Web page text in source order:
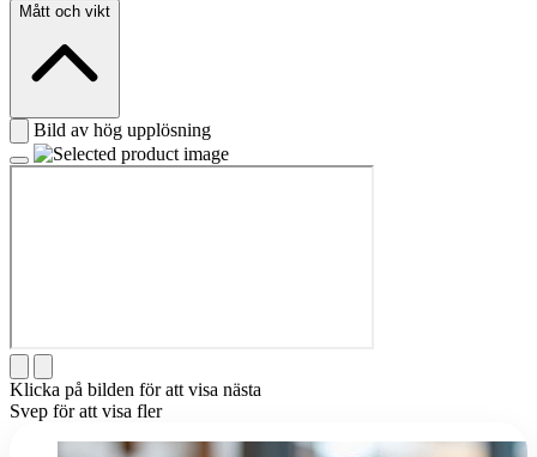
Mått och vikt
Bild av hög upplösning
Klicka på bilden för att visa nästa
Svep för att visa fler